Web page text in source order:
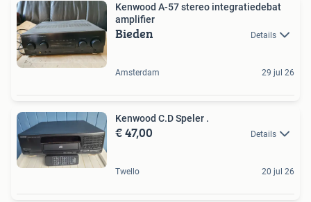
Kenwood A-57 stereo integratiedebat
amplifier
Bieden Details
Amsterdam 29 jul 26
Kenwood C.D Speler .
€ 47,00 Details
Twello 20 jul 26